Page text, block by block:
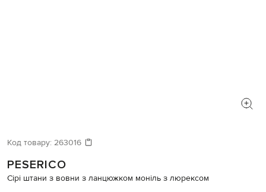
Код товару: 263016
PESERICO
Сірі штани з вовни з ланцюжком моніль з люрексом